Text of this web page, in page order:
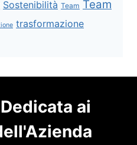
Sostenibilità Team Team
trasformazione
ai